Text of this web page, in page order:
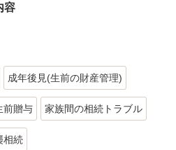
容
成年後見(生前の財産管理)
前贈与 家族間の相続トラブル
相続